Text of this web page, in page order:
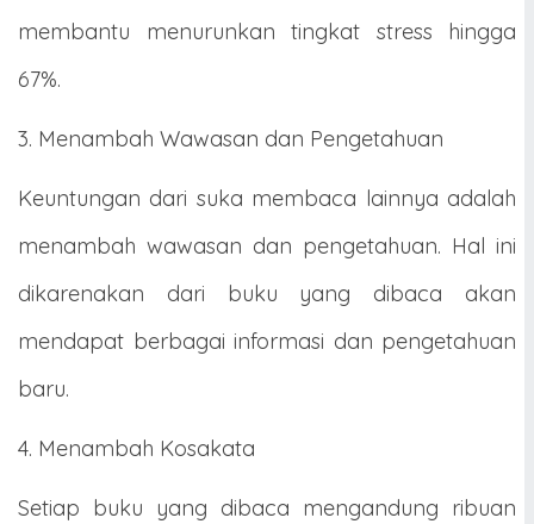
membantu menurunkan tingkat stress hingga
67%.
3. Menambah Wawasan dan Pengetahuan
Keuntungan dari suka membaca lainnya adalah
menambah wawasan dan pengetahuan. Hal ini
dikarenakan dari buku yang dibaca akan
mendapat berbagai informasi dan pengetahuan
baru.
4. Menambah Kosakata
Setiap buku yang dibaca mengandung ribuan